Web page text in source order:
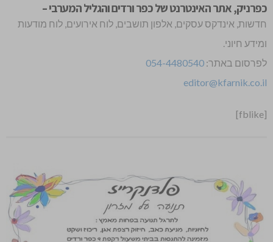
כפרניק, אתר האינטרנט של כפר ורדים והגליל המערבי –
חדשות, אינדקס עסקים, אלפון תושבים, לוח אירועים, לוח מודעות
ומידע חיוני.
לפרסום באתר:
editor@kfarnik.co.il
[fblike]